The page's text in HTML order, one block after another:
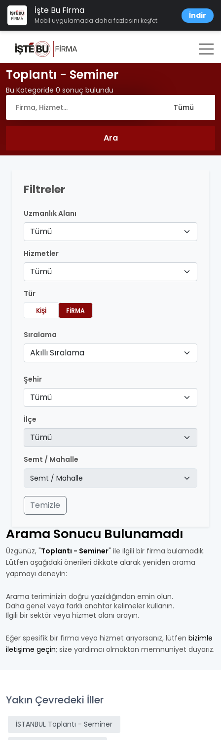
İşte Bu Firma
Mobil uygulamada daha fazlasını keşfet
İndir
Toplantı - Seminer
Bu Kategoride 0 sonuç bulundu
Filtreler
Uzmanlık Alanı
Tümü
Hizmetler
Tümü
Tür
KIŞI FIRMA
Sıralama
Akıllı Sıralama
Şehir
Tümü
İlçe
Tümü
Semt / Mahalle
Temizle
Arama Sonucu Bulunamadı
Üzgünüz, "Toplantı - Seminer" ile ilgili bir firma bulamadık.
Lütfen aşağıdaki önerileri dikkate alarak yeniden arama
yapmayı deneyin:
Arama teriminizin doğru yazıldığından emin olun.
Daha genel veya farklı anahtar kelimeler kullanın.
İlgili bir sektör veya hizmet alanı arayın.
Eğer spesifik bir firma veya hizmet arıyorsanız, lütfen bizimle
iletişime geçin; size yardımcı olmaktan memnuniyet duyarız.
Yakın Çevredeki İller
İSTANBUL Toplantı - Seminer